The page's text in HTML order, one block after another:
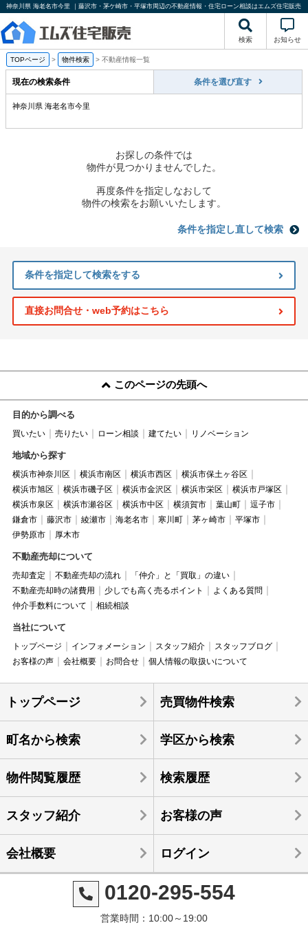
神奈川県 海老名市今里 ｜藤沢市・茅ケ崎市・平塚市周辺の不動産情報・住宅ローン相談はエムズ住宅販売
検索 お知らせ
TOPページ > 物件検索 > 不動産情報一覧
現在の検索条件 条件を選び直す
神奈川県 海老名市今里
お探しの条件では
物件が見つかりませんでした。
再度条件を指定しなおして
物件の検索をお願いいたします。
条件を指定し直して検索
条件を指定して検索をする
直接お問合せ・web予約はこちら
このページの先頭へ
目的から調べる
買いたい 売りたい ローン相談 建てたい リノベーション
地域から探す
横浜市神奈川区 横浜市南区 横浜市西区
横浜市保土ヶ谷区
横浜市旭区
横浜市磯子区 横浜市金沢区 横浜市栄区
横浜市戸塚区
横浜市泉区
横浜市瀬谷区 横浜市中区 横須賀市 葉山町
逗子市
鎌倉市
藤沢市 綾瀬市 海老名市 寒川町 茅ヶ崎市
平塚市
伊勢原市
厚木市
不動産売却について
売却査定 不動産売却の流れ
「仲介」と「買取」の違い
不動産売却時の諸費用
少しでも高く売るポイント
よくある質問
仲介手数料について
相続相談
当社について
トップページ インフォメーション スタッフ紹介
スタッフブログ
お客様の声
会社概要 お問合せ 個人情報の取扱いについて
トップページ 売買物件検索
町名から検索 学区から検索
物件閲覧履歴 検索履歴
スタッフ紹介 お客様の声
会社概要 ログイン
0120-295-554
営業時間：10:00～19:00